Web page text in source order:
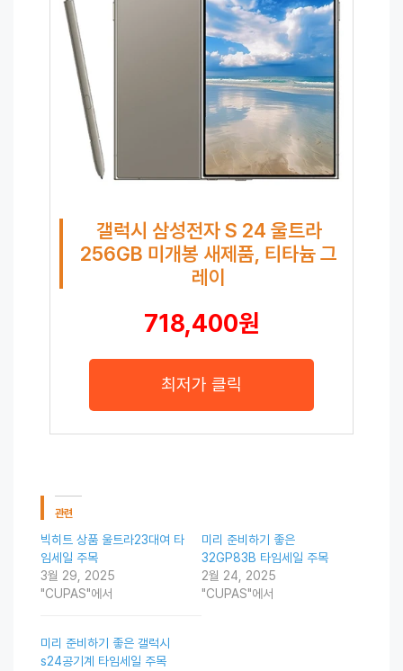
갤럭시 삼성전자 S 24 울트라
256GB 미개봉 새제품, 티타늄 그
레이
718,400원
최저가 클릭
관련
빅히트 상품 울트라23대여 타
임세일 주목
3월 29, 2025
"CUPAS"에서
미리 준비하기 좋은
32GP83B 타임세일 주목
2월 24, 2025
"CUPAS"에서
미리 준비하기 좋은 갤럭시
s24공기계 타임세일 주목